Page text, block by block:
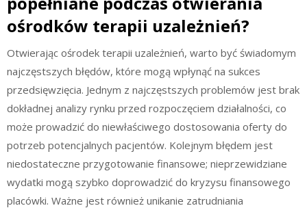
ośrodków terapii uzależnień?
Otwierając ośrodek terapii uzależnień, warto być świadomym
najczęstszych błędów, które mogą wpłynąć na sukces
przedsięwzięcia. Jednym z najczęstszych problemów jest brak
dokładnej analizy rynku przed rozpoczęciem działalności, co
może prowadzić do niewłaściwego dostosowania oferty do
potrzeb potencjalnych pacjentów. Kolejnym błędem jest
niedostateczne przygotowanie finansowe; nieprzewidziane
wydatki mogą szybko doprowadzić do kryzysu finansowego
placówki. Ważne jest również unikanie zatrudniania